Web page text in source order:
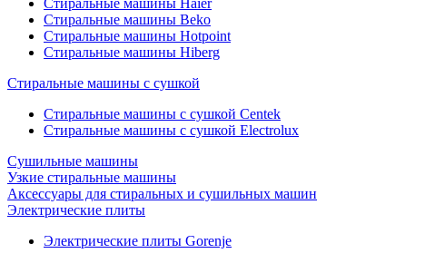
Стиральные машины Haier
Стиральные машины Beko
Стиральные машины Hotpoint
Стиральные машины Hiberg
Стиральные машины с сушкой
Стиральные машины с сушкой Centek
Стиральные машины с сушкой Electrolux
Сушильные машины
Узкие стиральные машины
Аксессуары для стиральных и сушильных машин
Электрические плиты
Электрические плиты Gorenje